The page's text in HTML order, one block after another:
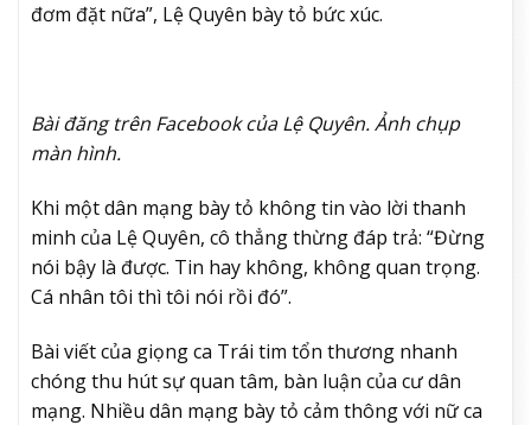
đơm đặt nữa”, Lệ Quyên bày tỏ bức xúc.
Bài đăng trên Facebook của Lệ Quyên. Ảnh chụp
màn hình.
Khi một dân mạng bày tỏ không tin vào lời thanh
minh của Lệ Quyên, cô thẳng thừng đáp trả: “Đừng
nói bậy là được. Tin hay không, không quan trọng.
Cá nhân tôi thì tôi nói rồi đó”.
Bài viết của giọng ca Trái tim tổn thương nhanh
chóng thu hút sự quan tâm, bàn luận của cư dân
mạng. Nhiều dân mạng bày tỏ cảm thông với nữ ca